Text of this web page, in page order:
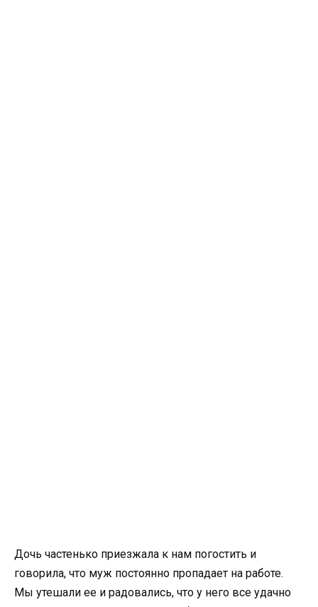
Дочь частенько приезжала к нам погостить и
говорила, что муж постоянно пропадает на работе.
Мы утешали ее и радовались, что у него все удачно